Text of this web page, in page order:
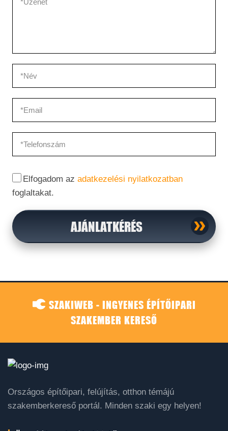
Elfogadom az adatkezelési nyilatkozatban
foglaltakat.
AJÁNLATKÉRÉS
SZAKIWEB - INGYENES ÉPÍTŐIPARI
SZAKEMBER KERESŐ
Országos építőipari, felújítás, otthon témájú
szakemberkereső portál. Minden szaki egy helyen!